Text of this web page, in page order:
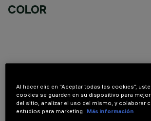
COLOR
Al hacer clic en “Aceptar todas las cookies”,
cookies se guarden en su dispositivo para
del sitio, analizar el uso del mismo, y colaborar
estudios para marketing.
Más información